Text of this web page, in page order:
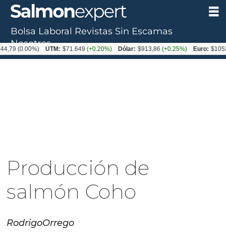
Producción de
salmón Coho
RodrigoOrrego
Bolsa Laboral Revistas Sin Escamas
Nosotros
(0.00%) UTM: $71.649 (+0.20%) Dólar: $913,86 (+0.25%) Euro: $1053,08